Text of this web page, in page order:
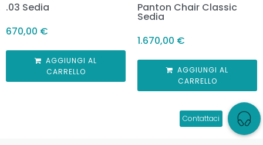
.03 Sedia
670,00 €
AGGIUNGI AL
CARRELLO
Panton Chair Classic
Sedia
1.670,00 €
AGGIUNGI AL
CARRELLO